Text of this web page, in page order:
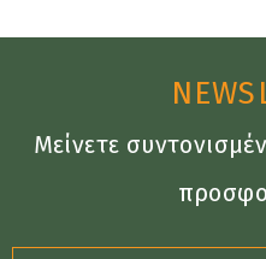
Μείνετε